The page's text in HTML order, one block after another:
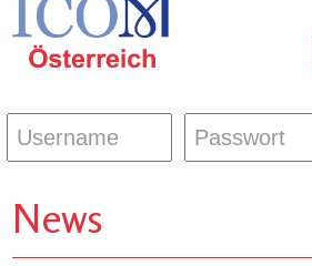
News